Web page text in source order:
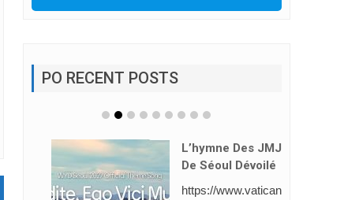
PO RECENT POSTS
L’hymne Des JMJ
De Séoul Dévoilé
https://www.vatican